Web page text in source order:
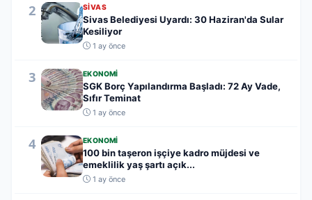
2 SIVAS
Sivas Belediyesi Uyardı: 30 Haziran'da Sular
Kesiliyor
1 ay önce
3 EKONOMI
SGK Borç Yapılandırma Başladı: 72 Ay Vade,
Sıfır Teminat
1 ay önce
4 EKONOMI
100 bin taşeron işçiye kadro müjdesi ve
emeklilik yaş şartı açık...
1 ay önce